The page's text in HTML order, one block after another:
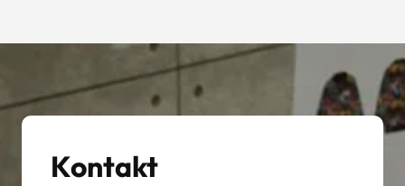
Kontakt